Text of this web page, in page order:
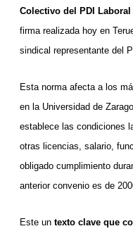
en
Unizar
Colectivo del PDI
firma realizada hoy en
sindical representante del
Esta norma afecta a los
en la Universidad de
establece las condiciones
otras licencias, salario,
obligado cumplimiento
anterior convenio es de
Este un texto clave que